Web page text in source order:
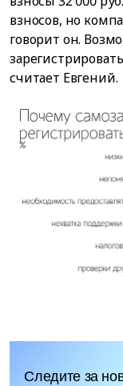
взносов, но
говорит он.
считает Евгений.
Следите за